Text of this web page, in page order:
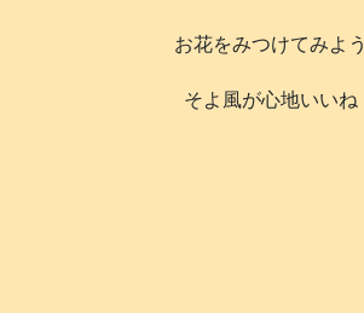
お花をみつけてみよう
そよ風が心地いいね